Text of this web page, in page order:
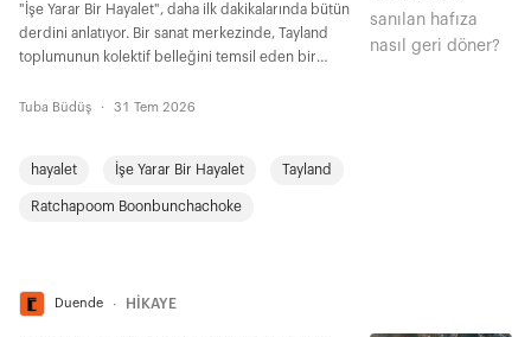
"İşe Yarar Bir Hayalet", daha ilk dakikalarında bütün
derdini anlatıyor. Bir sanat merkezinde, Tayland
toplumunun kolektif belleğini temsil eden bir
öğrenci, atlet, çocuk, keçi... Bir toplumun hafızasını
olduğunuz değil, kimin işine yaradığınız. Filmin
adındaki ironi de tam burada yatıyor.
Tuba Büdüş · 31 Tem 2026
hayalet İşe Yarar Bir Hayalet Tayland
Ratchapoom Boonbunchachoke
Duende ∙ HİKAYE